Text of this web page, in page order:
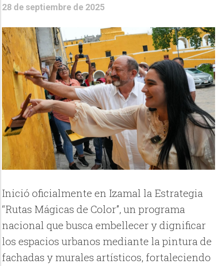
28 de septiembre de 2025
Inició oficialmente en Izamal la Estrategia
“Rutas Mágicas de Color”, un programa
nacional que busca embellecer y dignificar
los espacios urbanos mediante la pintura de
fachadas y murales artísticos, fortaleciendo